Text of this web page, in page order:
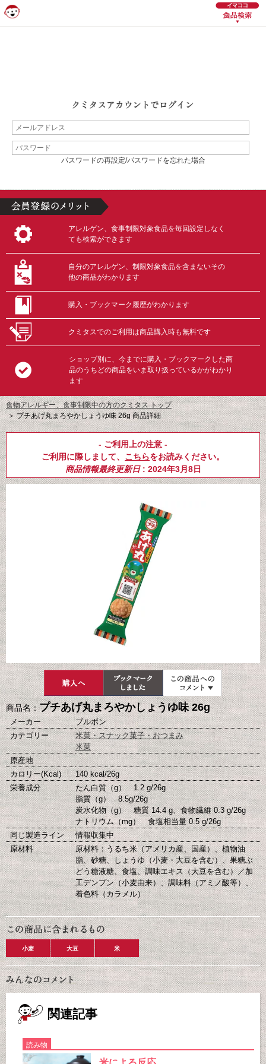
パスワードの再設定/パスワードを忘れた場合
アレルゲン、食事制限対象食品を毎回設定しなく
ても検索ができます
自分のアレルゲン、制限対象食品を含まないその
他の商品がわかります
購入・ブックマーク履歴がわかります
クミタスでのご利用は商品購入時も無料です
ショップ別に、今までに購入・ブックマークした商
品のうちどの商品をいま取り扱っているかがわかり
ます
食物アレルギー、食事制限中の方のクミタス トップ
＞プチあげ丸まろやかしょうゆ味 26g 商品詳細
- ご利用上の注意 -
ご利用に際しまして、 こちらをお読みください。
商品情報最終更新日: 2024年3月8日
商品名：プチあげ丸まろやかしょうゆ味 26g
メーカー
ブルボン
カテゴリー
米菓・スナック菓子・おつまみ
米菓
原産地
カロリー(Kcal)
140 kcal/26g
栄養成分
たん白質（g） 1.2 g/26g
脂質（g） 8.5g/26g
炭水化物（g） 糖質 14.4 g、食物繊維 0.3 g/26g
ナトリウム（mg） 食塩相当量 0.5 g/26g
同じ製造ライン
情報収集中
原材料
原材料：うるち米（アメリカ産、国産）、植物油
脂、砂糖、しょうゆ（小麦・大豆を含む）、果糖ぶ
どう糖液糖、食塩、調味エキス（大豆を含む）／加
工デンプン（小麦由来）、調味料（アミノ酸等）、
着色料（カラメル）
小麦 大豆 米
関連記事
読み物